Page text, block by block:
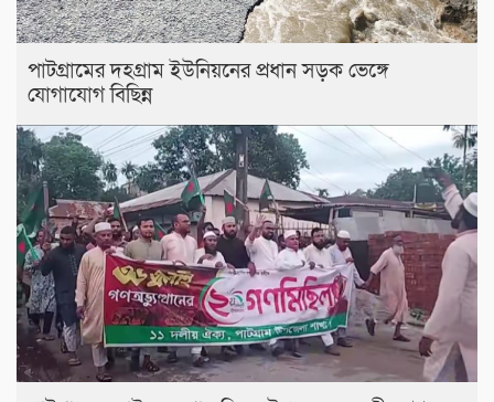
পাটগ্রামের দহগ্রাম ইউনিয়নের প্রধান সড়ক ভেঙ্গে
যোগাযোগ বিছিন্ন